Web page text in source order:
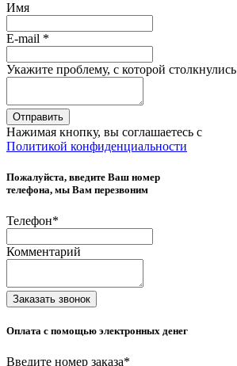
Имя
E-mail *
Укажите проблему, с которой столкнулись
Отправить
Нажимая кнопку, вы соглашаетесь с
Политикой конфиденциальности
Пожалуйста, введите Ваш номер
телефона, мы Вам перезвоним
Телефон*
Комментарий
Заказать звонок
Оплата с помощью электронных денег
Введите номер заказа*